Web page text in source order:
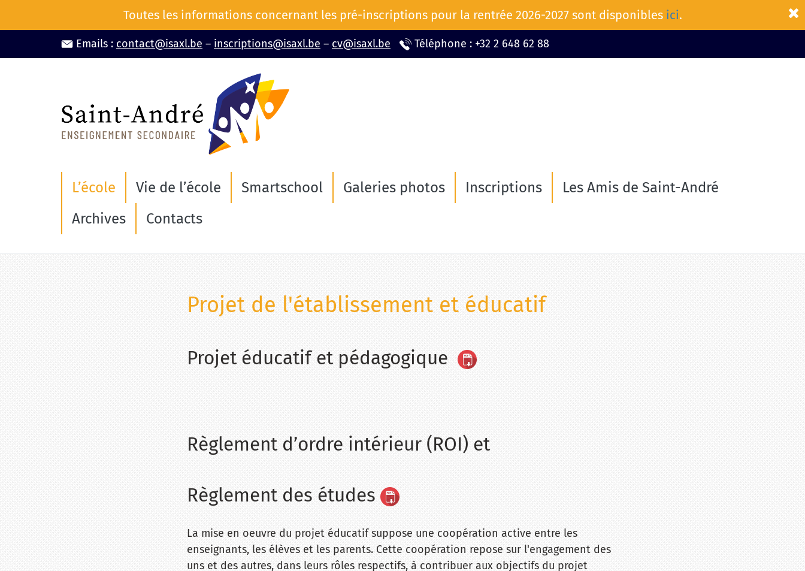
Toutes les informations concernant les pré-inscriptions pour la rentrée 2026-2027 sont disponibles ici.
Emails : contact@isaxl.be – inscriptions@isaxl.be – cv@isaxl.be Téléphone : +32 2 648 62 88
L’école Vie de l’école Smartschool Galeries photos Inscriptions
Les Amis de Saint-André
Archives
Contacts
Projet de l'établissement et éducatif
Projet éducatif et pédagogique
Règlement d’ordre intérieur (ROI) et
Règlement des études
La mise en oeuvre du projet éducatif suppose une coopération active entre les
enseignants, les élèves et les parents. Cette coopération repose sur l'engagement des
uns et des autres, dans leurs rôles respectifs, à contribuer aux objectifs du projet